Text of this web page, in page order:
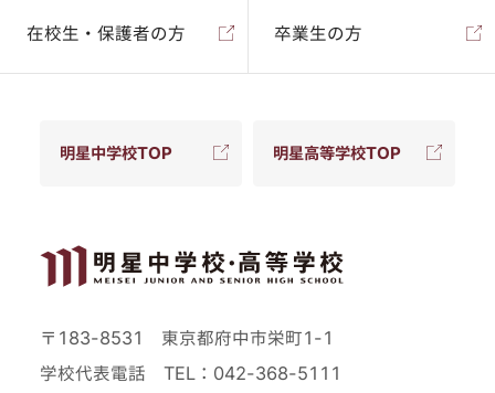
在校生・保護者の方 卒業生の方
明星中学校TOP 明星高等学校TOP
〒183-8531 東京都府中市栄町1-1
学校代表電話 TEL：042-368-5111